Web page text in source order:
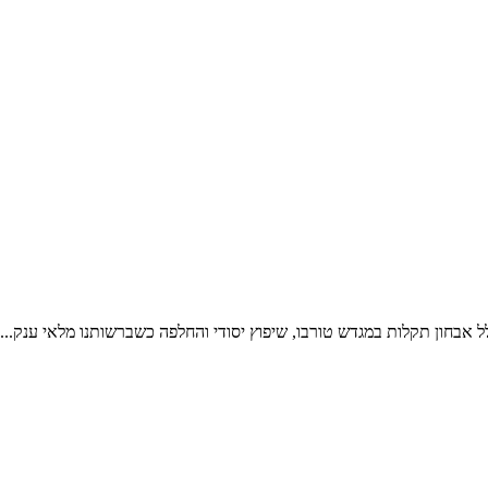
אבחון תקלות במגדש טורבו, שיפוץ יסודי והחלפה כשברשותנו מלאי ענק...